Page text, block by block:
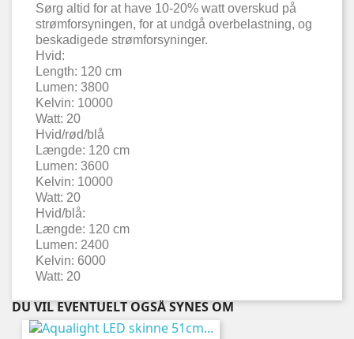
Sørg altid for at have 10-20% watt overskud på
strømforsyningen, for at undgå overbelastning, og
beskadigede strømforsyninger.
Hvid:
Length: 120 cm
Lumen: 3800
Kelvin: 10000
Watt: 20
Hvid/rød/blå
Længde: 120 cm
Lumen: 3600
Kelvin: 10000
Watt: 20
Hvid/blå:
Længde: 120 cm
Lumen: 2400
Kelvin: 6000
Watt: 20
DU VIL EVENTUELT OGSÅ SYNES OM